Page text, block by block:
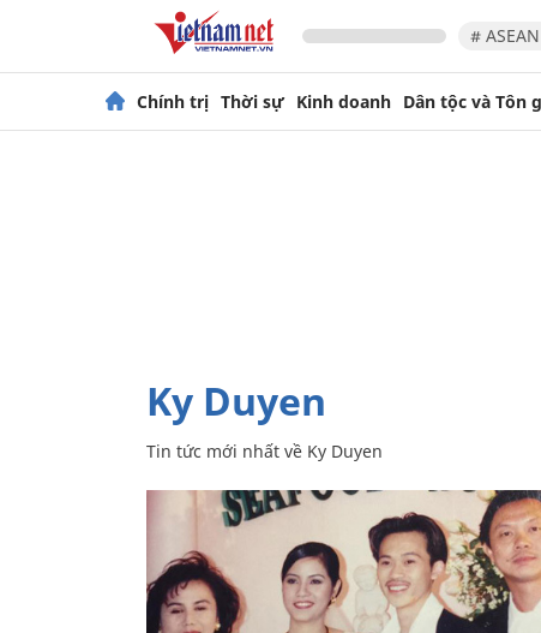
#
Chính trị Thời sự Kinh doanh Dân tộc và Tôn
Ky Duyen
Tin tức mới nhất về Ky Duyen